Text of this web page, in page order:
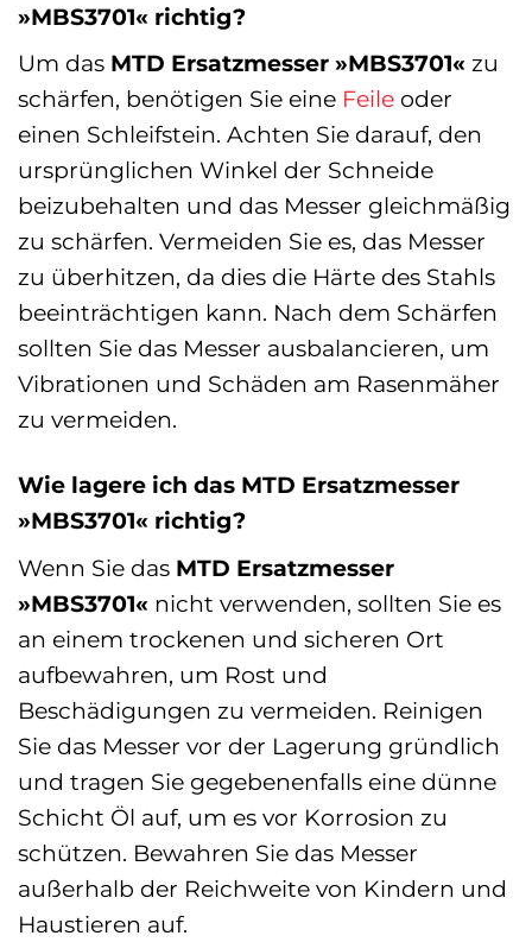
»MBS3701« richtig?
Um das MTD Ersatzmesser »MBS3701« zu
schärfen, benötigen Sie eine Feile oder
einen Schleifstein. Achten Sie darauf, den
ursprünglichen Winkel der Schneide
beizubehalten und das Messer gleichmäßig
zu schärfen. Vermeiden Sie es, das Messer
zu überhitzen, da dies die Härte des Stahls
beeinträchtigen kann. Nach dem Schärfen
sollten Sie das Messer ausbalancieren, um
Vibrationen und Schäden am Rasenmäher
zu vermeiden.
Wie lagere ich das MTD Ersatzmesser
»MBS3701« richtig?
Wenn Sie das MTD Ersatzmesser
»MBS3701« nicht verwenden, sollten Sie es
an einem trockenen und sicheren Ort
aufbewahren, um Rost und
Beschädigungen zu vermeiden. Reinigen
Sie das Messer vor der Lagerung gründlich
und tragen Sie gegebenenfalls eine dünne
Schicht Öl auf, um es vor Korrosion zu
schützen. Bewahren Sie das Messer
außerhalb der Reichweite von Kindern und
Haustieren auf.